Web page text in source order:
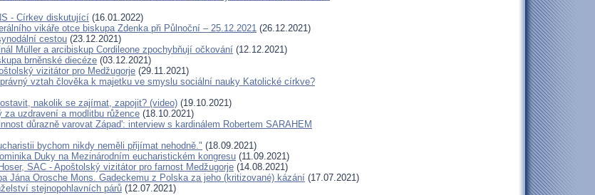
- Církev diskutující (16.01.2022)
vikáře otce biskupa Zdenka při Půlnoční – 25.12.2021 (26.12.2021)
cestou (23.12.2021)
Müller a arcibiskup Cordileone zpochybňují očkování (12.12.2021)
brněnské diecéze (03.12.2021)
vizitátor pro Medžugorje (29.11.2021)
vztah člověka k majetku ve smyslu sociální nauky Katolické církve?
nakolik se zajímat, zapojit? (video) (19.10.2021)
za uzdravení a modlitbu růžence (18.10.2021)
důrazně varovat Západ': interview s kardinálem Robertem SARAHEM
bychom nikdy neměli přijímat nehodně." (18.09.2021)
Duky na Mezinárodním eucharistickém kongresu (11.09.2021)
SAC - Apoštolský vizitátor pro farnost Medžugorje (14.08.2021)
Jána Orosche Mons. Gadeckemu z Polska za jeho (kritizované) kázání (17.07.2021)
stejnopohlavních párů (12.07.2021)